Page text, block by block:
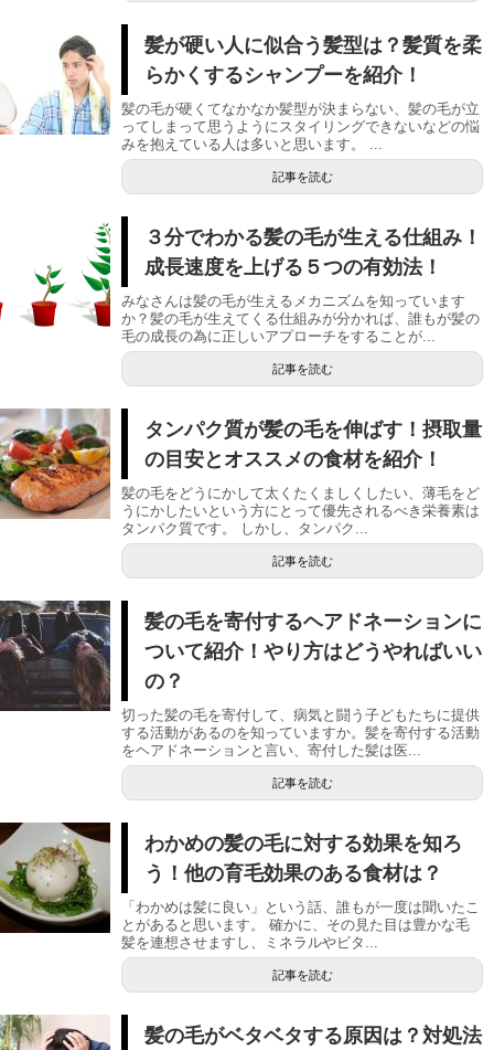
髪が硬い人に似合う髪型は？髪質を柔
らかくするシャンプーを紹介！
髪の毛が硬くてなかなか髪型が決まらない、髪の毛が立
ってしまって思うようにスタイリングできないなどの悩
みを抱えている人は多いと思います。 ...
記事を読む
３分でわかる髪の毛が生える仕組み！
成長速度を上げる５つの有効法！
みなさんは髪の毛が生えるメカニズムを知っています
か？髪の毛が生えてくる仕組みが分かれば、誰もが髪の
毛の成長の為に正しいアプローチをすることが...
記事を読む
タンパク質が髪の毛を伸ばす！摂取量
の目安とオススメの食材を紹介！
髪の毛をどうにかして太くたくましくしたい、薄毛をど
うにかしたいという方にとって優先されるべき栄養素は
タンパク質です。 しかし、タンパク...
記事を読む
髪の毛を寄付するヘアドネーションに
ついて紹介！やり方はどうやればいい
の？
切った髪の毛を寄付して、病気と闘う子どもたちに提供
する活動があるのを知っていますか。髪を寄付する活動
をヘアドネーションと言い、寄付した髪は医...
記事を読む
わかめの髪の毛に対する効果を知ろ
う！他の育毛効果のある食材は？
「わかめは髪に良い」という話、誰もが一度は聞いたこ
とがあると思います。 確かに、その見た目は豊かな毛
髪を連想させますし、ミネラルやビタ...
記事を読む
髪の毛がベタベタする原因は？対処法